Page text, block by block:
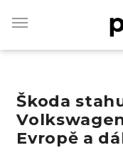
main
Škoda
Evropě a
Vyhledávejte